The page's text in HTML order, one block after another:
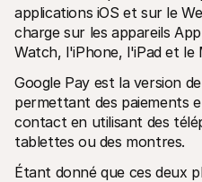
applications iOS et sur le
charge sur les appareils
Watch, l'iPhone, l'iPad et le
Google Pay est la version
permettant des paiements
contact en utilisant des
tablettes ou des montres.
Étant donné que ces deux